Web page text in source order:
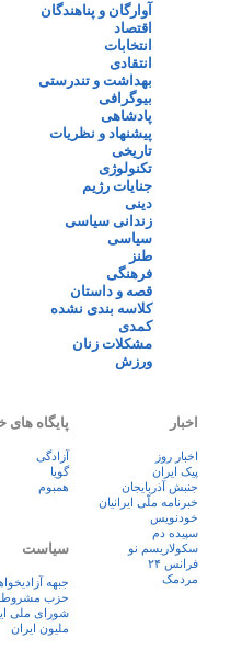
آوارگان و پناهندگان
اقتصاد
انتخابات
انتقادی
بهداشت و تندرستی
بیوگرافی
پادشاهی
پیشنهاد و نظریات
تاریخی
تکنولوژی
جنایات رژیم
دینی
زندانی سیاسی
سیاسی
طنز
فرهنگی
قصه و داستان
کلاسه بندی نشده
کمدی
مشکلات زنان
ورزش
اخبار
اخبار روز
پيک ايران
جنبش آذربایجان
خبرنامه ملّی ایرانیان
خودنویس
سپیده دم
سکولاریسم نو
فرانس ۲۴
مردمک
پایگاه های
آزادگی
گویا
همبوم
سیاست
جبهه
حزب مشروطه
شورای ملی
ملیون ایران